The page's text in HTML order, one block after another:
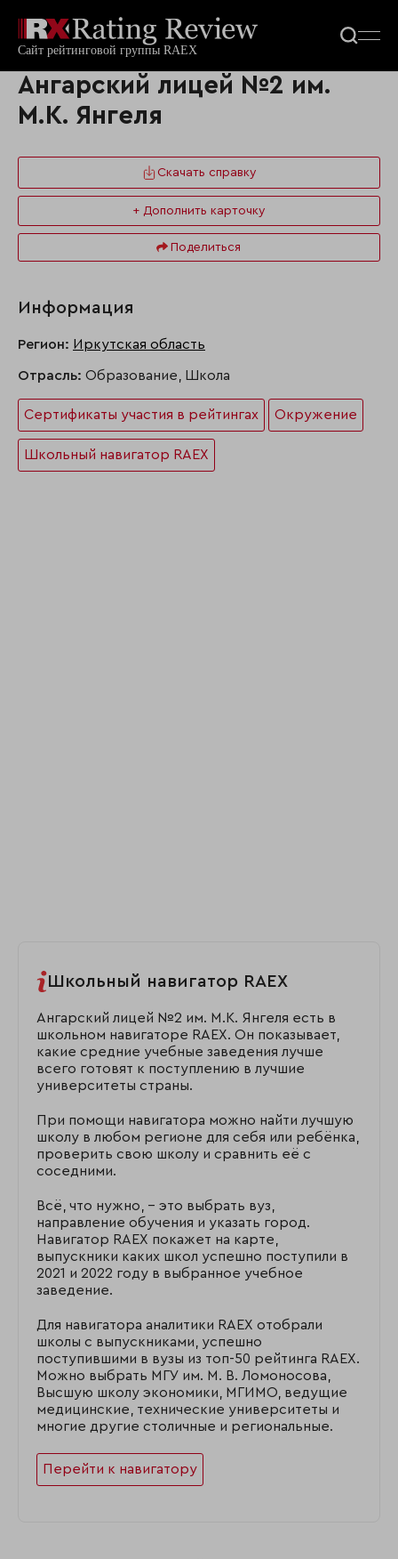
Ангарский лицей №2 им.
М.К. Янгеля
Скачать справку
+ Дополнить карточку
Поделиться
Информация
Регион: Иркутская область
Отрасль: Образование, Школа
Сертификаты участия в рейтингах Окружение
Школьный навигатор RAEX
Школьный навигатор RAEX
Ангарский лицей №2 им. М.К. Янгеля есть в
школьном навигаторе RAEX. Он показывает,
какие средние учебные заведения лучше
всего готовят к поступлению в лучшие
университеты страны.
При помощи навигатора можно найти лучшую
школу в любом регионе для себя или ребёнка,
проверить свою школу и сравнить её с
соседними.
Всё, что нужно, – это выбрать вуз,
направление обучения и указать город.
Навигатор RAEX покажет на карте,
выпускники каких школ успешно поступили в
2021 и 2022 году в выбранное учебное
заведение.
Для навигатора аналитики RAEX отобрали
школы с выпускниками, успешно
поступившими в вузы из топ-50 рейтинга RAEX.
Можно выбрать МГУ им. М. В. Ломоносова,
Высшую школу экономики, МГИМО, ведущие
медицинские, технические университеты и
многие другие столичные и региональные.
Перейти к навигатору